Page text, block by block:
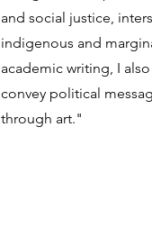
and social justice,
indigenous and
academic writing, I
convey political
through art."